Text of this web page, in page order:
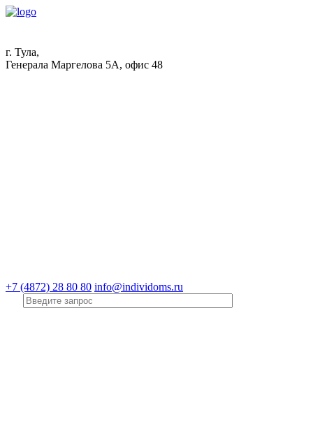
г. Тула,
Генерала Маргелова 5А, офис 48
+7 (4872) 28 80 80 info@individoms.ru